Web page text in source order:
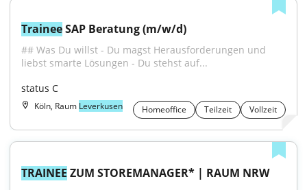
Trainee SAP Beratung (m/w/d)
## Was Du willst - Du magst Herausforderungen und
liebst smarte Lösungen - Du stehst auf...
status C
Köln, Raum Leverkusen Homeoffice Teilzeit Vollzeit
TRAINEE ZUM STOREMANAGER* | RAUM NRW